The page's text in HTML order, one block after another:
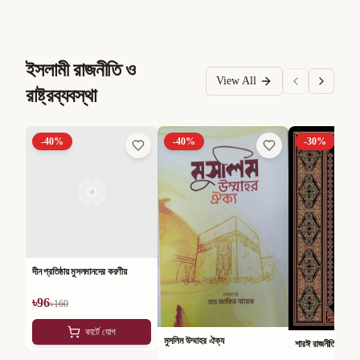
ইসলামী রাজনীতি ও
রাষ্ট্রব্যবস্থা
View All
-40%
দীন প্রতিষ্ঠায় মুসলমানদের করণীয়
৳96৳160
কার্টে যোগ
-40%
মুসলিম উম্মাহর ঐক্য
-30%
শারঈ রাজনীতি